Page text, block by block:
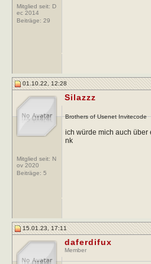
Mitglied seit: D
ec 2014
Beiträge: 29
01.10.22, 12:28
Mitglied seit: N
ov 2020
Beiträge: 5
Silazzz
Brothers of Usenet Invitecode
ich würde mich auch über
nk
15.01.23, 17:11
daferdifux
Member